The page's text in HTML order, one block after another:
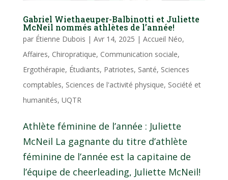
Gabriel Wiethaeuper-Balbinotti et Juliette
McNeil nommés athlètes de l’année!
par Étienne Dubois | Avr 14, 2025 | Accueil Néo,
Affaires, Chiropratique, Communication sociale,
Ergothérapie, Étudiants, Patriotes, Santé, Sciences
comptables, Sciences de l'activité physique, Société et
humanités, UQTR
Athlète féminine de l’année : Juliette
McNeil La gagnante du titre d’athlète
féminine de l’année est la capitaine de
l’équipe de cheerleading, Juliette McNeil!